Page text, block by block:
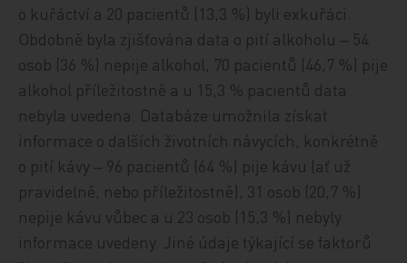
o kuřáctví a 20 pacientů (13,3 %) byli exkuřáci.
Obdobně byla zjišťována data o pití alkoholu ‒ 54
osob (36 %) nepije alkohol, 70 pacientů (46,7 %) pije
alkohol příležitostně a u 15,3 % pacientů data
nebyla uvedena. Databáze umožnila získat
informace o dalších životních návycích, konkrétně
o pití kávy ‒ 96 pacientů (64 %) pije kávu (ať už
pravidelně, nebo příležitostně), 31 osob (20,7 %)
nepije kávu vůbec a u 23 osob (15,3 %) nebyly
informace uvedeny. Jiné údaje týkající se faktorů